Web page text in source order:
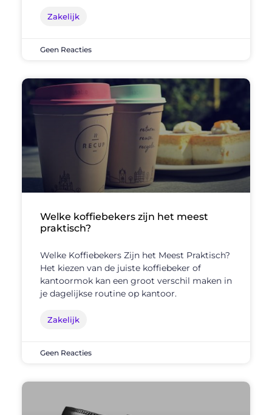
Zakelijk
Geen Reacties
Welke koffiebekers zijn het meest
praktisch?
Welke Koffiebekers Zijn het Meest Praktisch?
Het kiezen van de juiste koffiebeker of
kantoormok kan een groot verschil maken in
je dagelijkse routine op kantoor.
Zakelijk
Geen Reacties